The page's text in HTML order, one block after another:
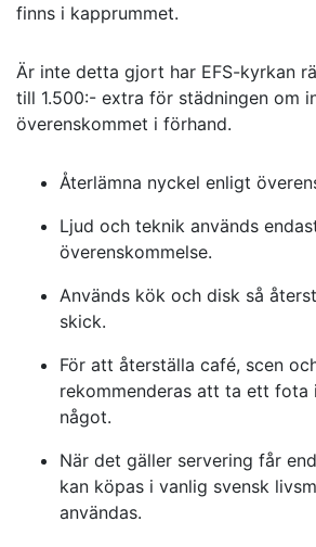
finns i kapprummet.
Är inte detta gjort har EFS-kyrkan
till 1.500:- extra för städningen om
överenskommet i förhand.
Återlämna nyckel enligt
Ljud och teknik används
överenskommelse.
Används kök och disk så
skick.
För att återställa café, scen
rekommenderas att ta ett fota
något.
När det gäller servering får
kan köpas i vanlig svensk
användas.